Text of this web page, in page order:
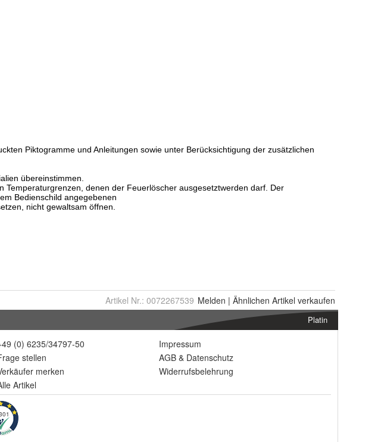
Artikel Nr.: 0072267539 Melden | Ähnlichen Artikel verkaufen
Platin
(0) 6235/34797-50
stellen
merken
Artikel
Impressum
AGB & Datenschutz
Widerrufsbelehrung